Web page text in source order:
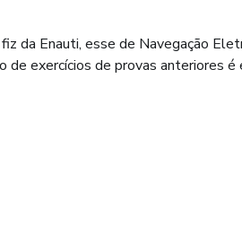
da Enauti, esse de Navegação
de exercícios de provas anteriores é